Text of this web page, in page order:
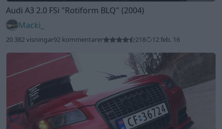
Audi A3 2.0 FSi "Rotiform BLQ" (2004)
Macki_
20 382 visningar92 kommentarer 218 12 feb. 16